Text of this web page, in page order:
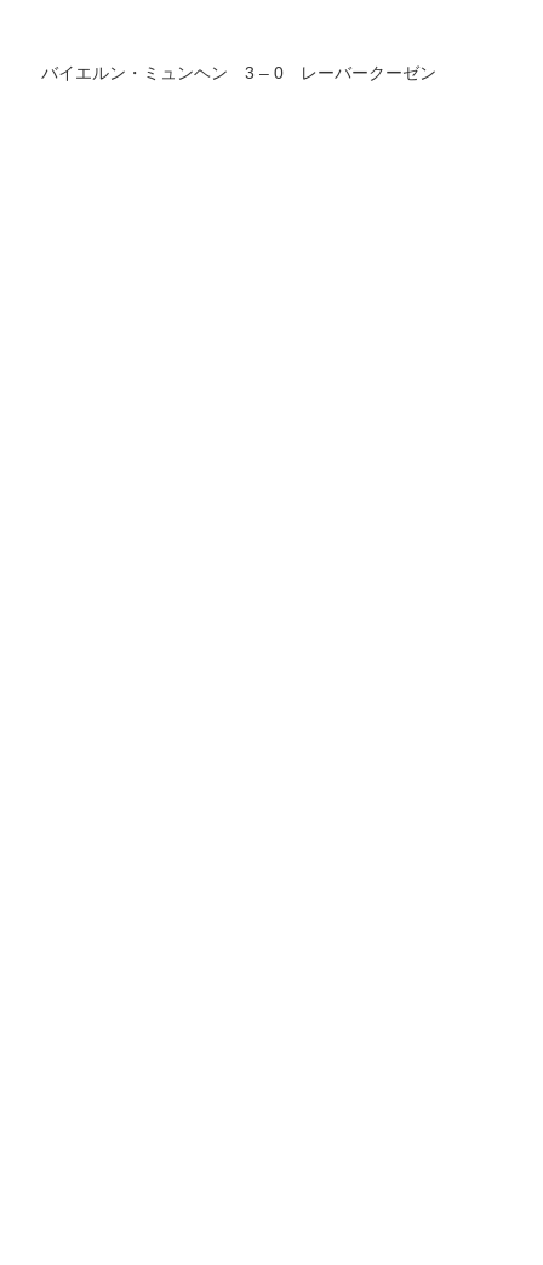
バイエルン・ミュンヘン 3 – 0 レーバークーゼン